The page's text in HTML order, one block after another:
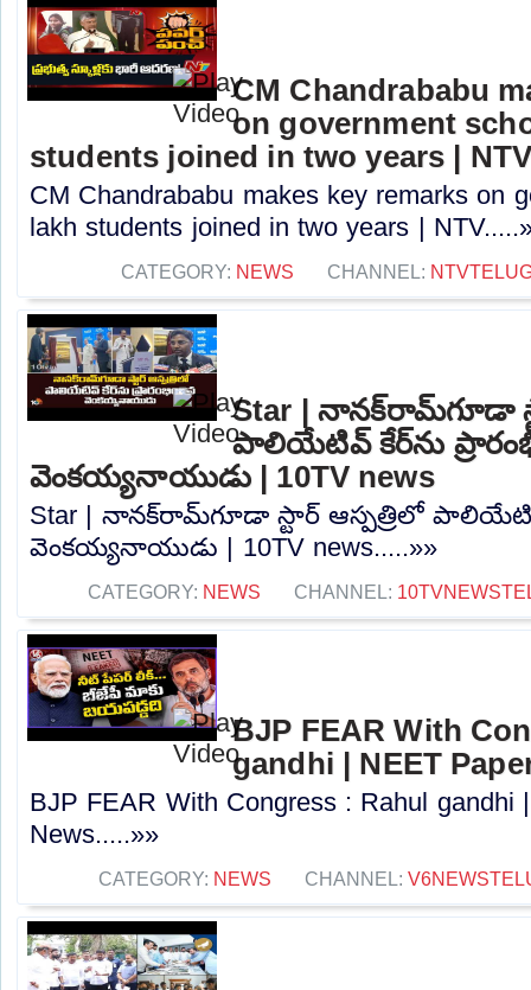
CM Chandrababu
on government
students joined in two years |
CM Chandrababu makes key remarks on
lakh students joined in two years |
CATEGORY: NEWS CHANNEL:
Star | నానక్‌రామ్‌గూడా
పాలియేటివ్ కేర్‌ను
వెంకయ్యనాయుడు | 10TV news
Star | నానక్‌రామ్‌గూడా స్టార్ ఆస్పత్రిలో
వెంకయ్యనాయుడు | 10TV news.....»»
CATEGORY: NEWS CHANNEL:
BJP FEAR With
gandhi | NEET
BJP FEAR With Congress : Rahul gandhi
News.....»»
CATEGORY: NEWS CHANNEL: